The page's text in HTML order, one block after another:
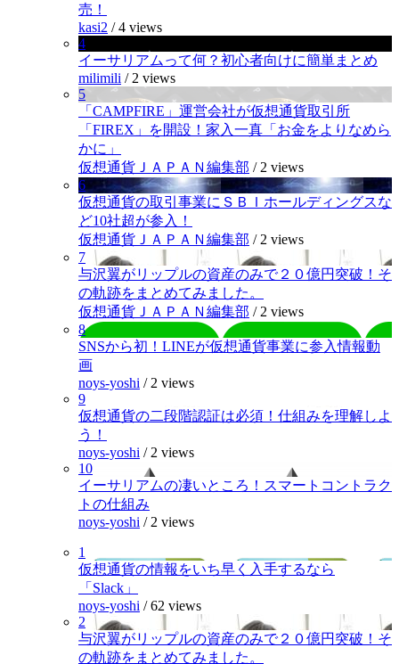
売！
kasi2 /4 views
4
イーサリアムって何？初心者向けに簡単まとめ
milimili / 2 views
5
「CAMPFIRE」運営会社が仮想通貨取引所
「FIREX」を開設！家入一真「お金をよりなめら
かに」
仮想通貨ＪＡＰＡＮ編集部 / 2 views
6
仮想通貨の取引事業にＳＢＩホールディングスな
ど10社超が参入！
仮想通貨ＪＡＰＡＮ編集部 / 2 views
7
与沢翼がリップルの資産のみで２０億円突破！そ
の軌跡をまとめてみました。
仮想通貨ＪＡＰＡＮ編集部 / 2 views
8
SNSから初！LINEが仮想通貨事業に参入情報動
画
noys-yoshi / 2 views
9
仮想通貨の二段階認証は必須！仕組みを理解しよ
う！
noys-yoshi / 2 views
10
イーサリアムの凄いところ！スマートコントラク
トの仕組み
noys-yoshi / 2 views
1
仮想通貨の情報をいち早く入手するなら
「Slack」
noys-yoshi /62 views
2
与沢翼がリップルの資産のみで２０億円突破！そ
の軌跡をまとめてみました。